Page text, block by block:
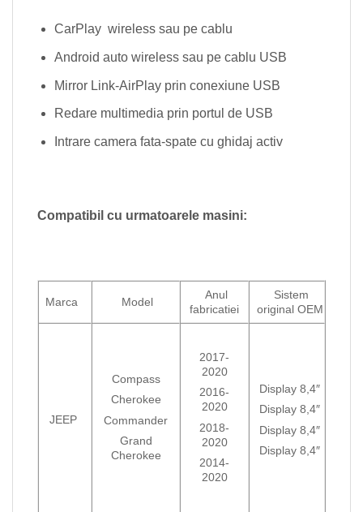
CarPlay wireless sau pe cablu
Android auto wireless sau pe cablu USB
Mirror Link-AirPlay prin conexiune USB
Redare multimedia prin portul de USB
Intrare camera fata-spate cu ghidaj activ
Compatibil cu urmatoarele masini:
Marca Model
Anul
fabricatiei
Sistem
original OEM
JEEP
Compass
Cherokee
Commander
Grand
Cherokee
2017-
2020
2016-
2020
2018-
2020
2014-
2020
Display 8,4″
Display 8,4″
Display 8,4″
Display 8,4″